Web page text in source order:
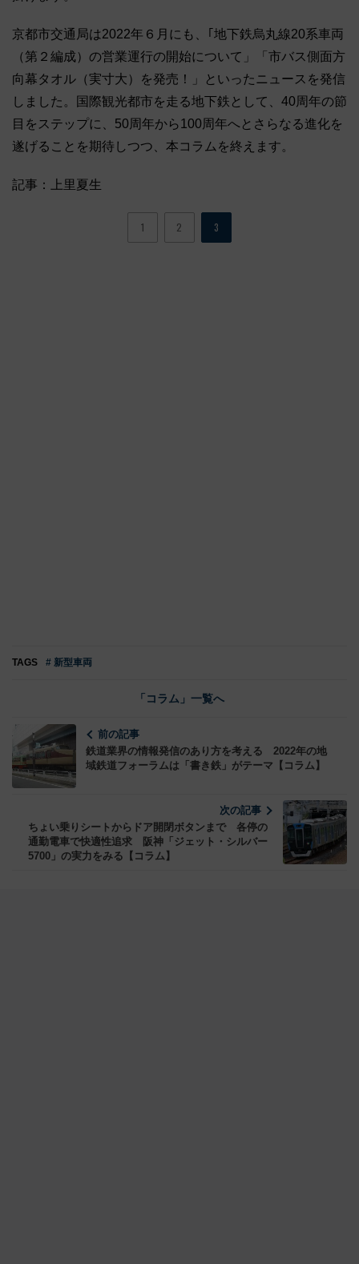
京都市交通局は2022年６月にも、｢地下鉄烏丸線20系車両
（第２編成）の営業運行の開始について」「市バス側面方
向幕タオル（実寸大）を発売！」といったニュースを発信
しました。国際観光都市を走る地下鉄として、40周年の節
目をステップに、50周年から100周年へとさらなる進化を
遂げることを期待しつつ、本コラムを終えます。
記事：上里夏生
1 2 3
TAGS # 新型車両
「コラム」一覧へ
前の記事
鉄道業界の情報発信のあり方を考える 2022年の地
域鉄道フォーラムは「書き鉄」がテーマ【コラム】
次の記事
ちょい乗りシートからドア開閉ボタンまで 各停の
通勤電車で快適性追求 阪神「ジェット・シルバー
5700」の実力をみる【コラム】